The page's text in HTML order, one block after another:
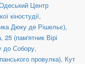
Центр
кіностудії,
Дюку де Рішельє),
(пам'ятник Вірі
до Собору,
провулка), Кут